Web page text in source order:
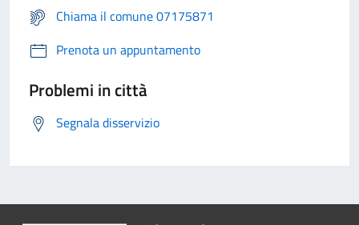
Chiama il comune 07175871
Prenota un appuntamento
Problemi in città
Segnala disservizio